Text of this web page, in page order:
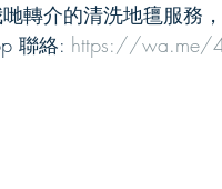
介的清洗地氊服務，
聯絡: https://wa.me/